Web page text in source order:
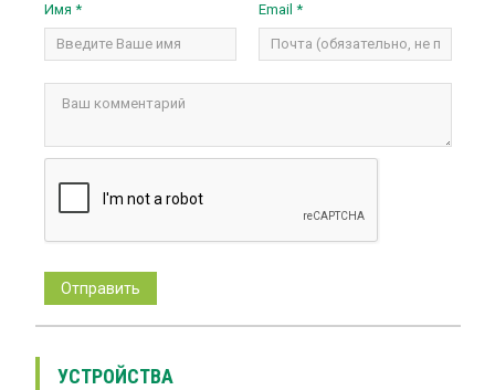
Имя *
Email *
УСТРОЙСТВА